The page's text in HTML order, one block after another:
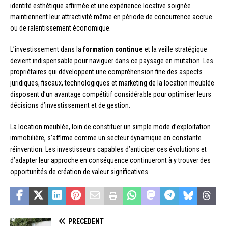
identité esthétique affirmée et une expérience locative soignée
maintiennent leur attractivité même en période de concurrence accrue
ou de ralentissement économique.
L’investissement dans la formation continue et la veille stratégique
devient indispensable pour naviguer dans ce paysage en mutation. Les
propriétaires qui développent une compréhension fine des aspects
juridiques, fiscaux, technologiques et marketing de la location meublée
disposent d’un avantage compétitif considérable pour optimiser leurs
décisions d’investissement et de gestion.
La location meublée, loin de constituer un simple mode d’exploitation
immobilière, s’affirme comme un secteur dynamique en constante
réinvention. Les investisseurs capables d’anticiper ces évolutions et
d’adapter leur approche en conséquence continueront à y trouver des
opportunités de création de valeur significatives.
PRÉCÉDENT